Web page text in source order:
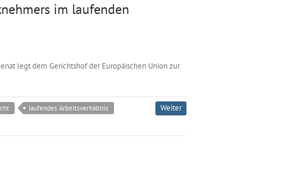
im laufenden
legt dem Gerichtshof der Europäischen Union zur
laufendes Arbeitsverhältnis
Weiter